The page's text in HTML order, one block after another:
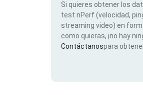
Si quieres obtener los
test nPerf (velocidad,
streaming video) en
como quieras, ¡no hay
Contáctanospara